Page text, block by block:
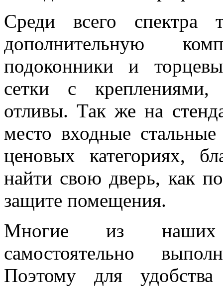
Среди всего спектра
дополнительную
подоконники и
сетки с
отливы. Так же на
место входные
ценовых категориях,
найти свою дверь, как
защите помещения.
Многие из наших
самостоятельно
Поэтому для